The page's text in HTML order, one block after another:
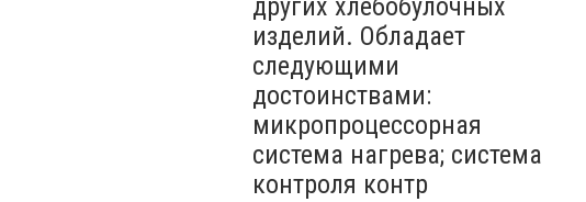
других хлебобулочных
изделий. Обладает
следующими
достоинствами:
микропроцессорная
система нагрева; система
контроля контр